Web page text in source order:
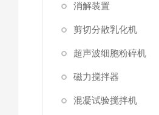
消解装置
剪切分散乳化机
超声波细胞粉碎机
磁力搅拌器
混凝试验搅拌机